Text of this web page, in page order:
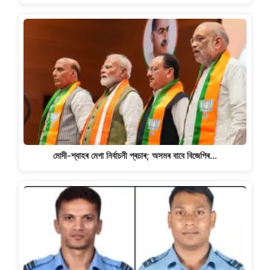
মোদী-শ্বাহৰ মেগা নিৰ্বাচনী প্ৰচাৰ; অসমৰ বাবে বিজেপিৰ…